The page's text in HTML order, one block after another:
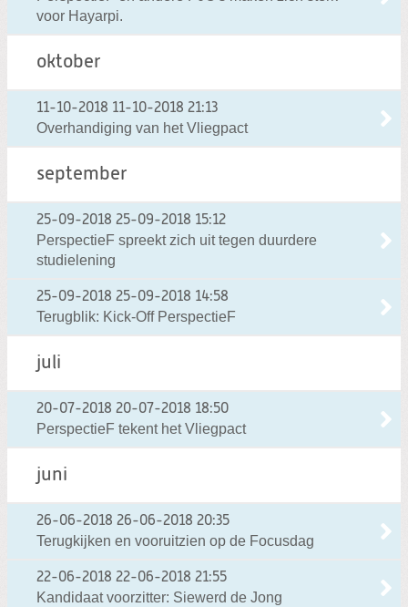
voor Hayarpi.
oktober
11-10-2018 11-10-2018 21:13
Overhandiging van het Vliegpact
september
25-09-2018 25-09-2018 15:12
PerspectieF spreekt zich uit tegen duurdere
studielening
25-09-2018 25-09-2018 14:58
Terugblik: Kick-Off PerspectieF
juli
20-07-2018 20-07-2018 18:50
PerspectieF tekent het Vliegpact
juni
26-06-2018 26-06-2018 20:35
Terugkijken en vooruitzien op de Focusdag
22-06-2018 22-06-2018 21:55
Kandidaat voorzitter: Siewerd de Jong